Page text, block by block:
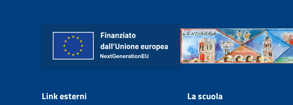
Link esterni La scuola